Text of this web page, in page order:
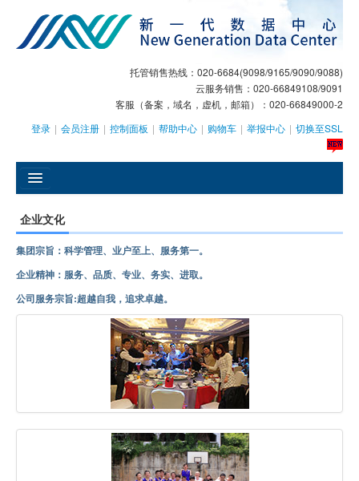
托管销售热线：020-6684(9098/9165/9090/9088)
云服务销售：020-66849108/9091
客服（备案，域名，虚机，邮箱）：020-66849000-2
登录 | 会员注册 | 控制面板 | 帮助中心 | 购物车 | 举报中心 | 切换至SSL
GEO
AI客服
大模型服务
企业邮箱
企业文化
集团宗旨：科学管理、业户至上、服务第一。
企业精神：服务、品质、专业、务实、进取。
公司服务宗旨:超越自我，追求卓越。